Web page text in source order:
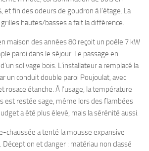
et fin des odeurs de goudron à l’étage. La
hautes/basses a fait la différence.
maison des années 80 reçoit un poêle 7 kW
paroi dans le séjour. Le passage en
solivage bois. L’installateur a remplacé la
un conduit double paroi Poujoulat, avec
rosace étanche. À l’usage, la température
est restée sage, même lors des flambées
a été plus élevé, mais la sérénité aussi.
chaussée a tenté la mousse expansive
Déception et danger : matériau non classé